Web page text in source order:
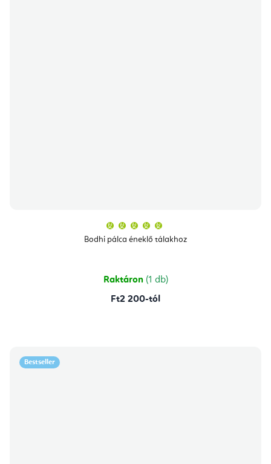
Bodhi pálca éneklő tálakhoz
átlagos
értékelése
csillag.
Raktáron (1 db)
Ft2 200-tól
Bestseller